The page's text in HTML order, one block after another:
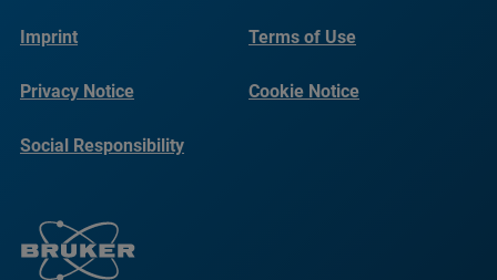
Imprint Terms of Use
Privacy Notice Cookie Notice
Social Responsibility